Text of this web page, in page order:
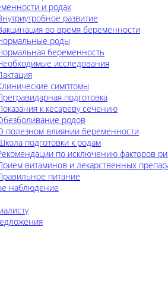
и родах
развитие
во время беременности
роды
беременность
исследования
симптомы
подготовка
к кесареву сечению
родов
полезном влиянии беременности
подготовки к родам
по исключению факторов
витаминов и лекарственных
питание
наблюдение